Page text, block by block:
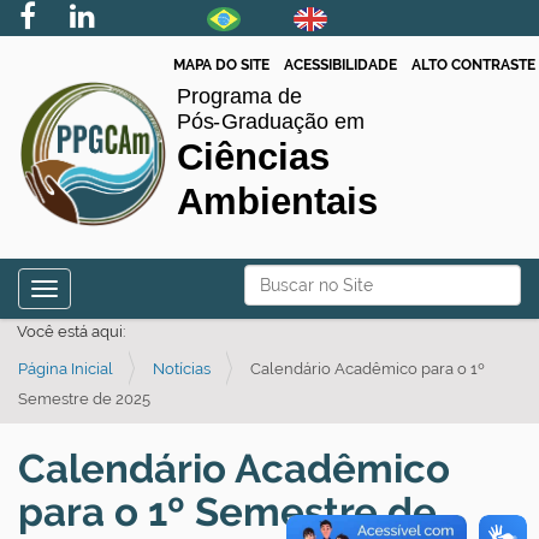
MAPA DO SITE ACESSIBILIDADE ALTO CONTRASTE
Busca
Busca Avançada…
Toggle navigation
Você está aqui:
Página Inicial Notícias
Calendário Acadêmico para o 1º
Semestre de 2025
Calendário Acadêmico
para o 1º Semestre de